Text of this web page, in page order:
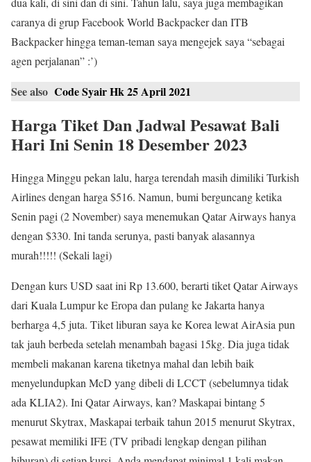
caranya di grup Facebook World Backpacker dan ITB
Backpacker hingga teman-teman saya mengejek saya “sebagai
agen perjalanan” :’)
See also Code Syair Hk 25 April 2021
Harga Tiket Dan Jadwal Pesawat Bali
Hari Ini Senin 18 Desember 2023
Hingga Minggu pekan lalu, harga terendah masih dimiliki Turkish
Airlines dengan harga $516. Namun, bumi berguncang ketika
Senin pagi (2 November) saya menemukan Qatar Airways hanya
dengan $330. Ini tanda serunya, pasti banyak alasannya
murah!!!!! (Sekali lagi)
Dengan kurs USD saat ini Rp 13.600, berarti tiket Qatar Airways
dari Kuala Lumpur ke Eropa dan pulang ke Jakarta hanya
berharga 4,5 juta. Tiket liburan saya ke Korea lewat AirAsia pun
tak jauh berbeda setelah menambah bagasi 15kg. Dia juga tidak
membeli makanan karena tiketnya mahal dan lebih baik
menyelundupkan McD yang dibeli di LCCT (sebelumnya tidak
ada KLIA2). Ini Qatar Airways, kan? Maskapai bintang 5
menurut Skytrax, Maskapai terbaik tahun 2015 menurut Skytrax,
pesawat memiliki IFE (TV pribadi lengkap dengan pilihan